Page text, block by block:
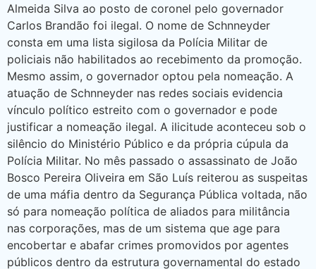
Almeida Silva ao posto de coronel pelo governador
Carlos Brandão foi ilegal. O nome de Schnneyder
consta em uma lista sigilosa da Polícia Militar de
policiais não habilitados ao recebimento da promoção.
Mesmo assim, o governador optou pela nomeação. A
atuação de Schnneyder nas redes sociais evidencia
vínculo político estreito com o governador e pode
justificar a nomeação ilegal. A ilicitude aconteceu sob o
silêncio do Ministério Público e da própria cúpula da
Polícia Militar. No mês passado o assassinato de João
Bosco Pereira Oliveira em São Luís reiterou as suspeitas
de uma máfia dentro da Segurança Pública voltada, não
só para nomeação política de aliados para militância
nas corporações, mas de um sistema que age para
encobertar e abafar crimes promovidos por agentes
públicos dentro da estrutura governamental do estado